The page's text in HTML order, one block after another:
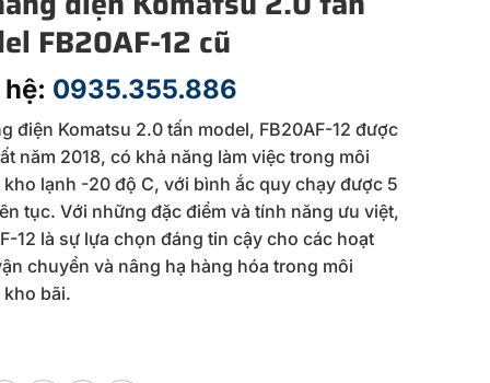
FB20AF-12 cũ
0935.355.886
điện Komatsu 2.0 tấn model, FB20AF-12 được
năm 2018, có khả năng làm việc trong môi
lạnh -20 độ C, với bình ắc quy chạy được 5
tục. Với những đặc điểm và tính năng ưu việt,
12 là sự lựa chọn đáng tin cậy cho các hoạt
chuyển và nâng hạ hàng hóa trong môi
bãi.